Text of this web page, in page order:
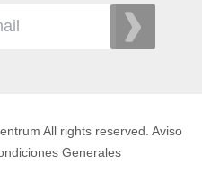
All rights reserved. Aviso
Generales